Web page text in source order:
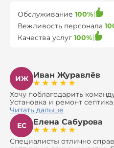
Обслуживание 100%
Вежливость персонала
Качества услуг 100%
ИЖ Иван Журавлёв
Хочу поблагодарить
Установка и ремонт
оказались сложной
все 100%. Всё сделали
Давали полезные
навязать ничего лишнего,
доставкой материалов, что
Читать дальше
ЕС
Елена Сабурова
Специалисты отлично